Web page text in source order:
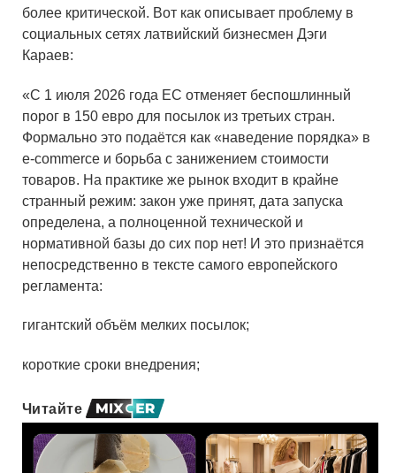
более критической. Вот как описывает проблему в
социальных сетях латвийский бизнесмен Дэги
Караев:
«С 1 июля 2026 года ЕС отменяет беспошлинный
порог в 150 евро для посылок из третьих стран.
Формально это подаётся как «наведение порядка» в
e-commerce и борьба с занижением стоимости
товаров. На практике же рынок входит в крайне
странный режим: закон уже принят, дата запуска
определена, а полноценной технической и
нормативной базы до сих пор нет! И это признаётся
непосредственно в тексте самого европейского
регламента:
гигантский объём мелких посылок;
короткие сроки внедрения;
Читайте